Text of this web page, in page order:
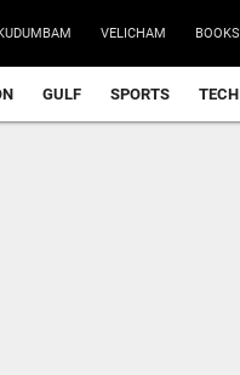
VELICHAM BOOKS
GULF SPORTS TECH